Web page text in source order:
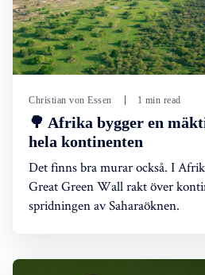
Christian von Essen 1 min read
🌳 Afrika bygger en
hela kontinenten
Det finns bra murar också. I
Great Green Wall rakt över
spridningen av Saharaöknen.